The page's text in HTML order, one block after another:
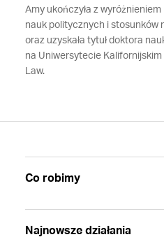
Amy ukończyła z
nauk politycznych i stosunków
oraz uzyskała tytuł doktora
na Uniwersytecie
Law.
Co robimy
Najnowsze działania